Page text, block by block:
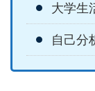
大学生
自己分